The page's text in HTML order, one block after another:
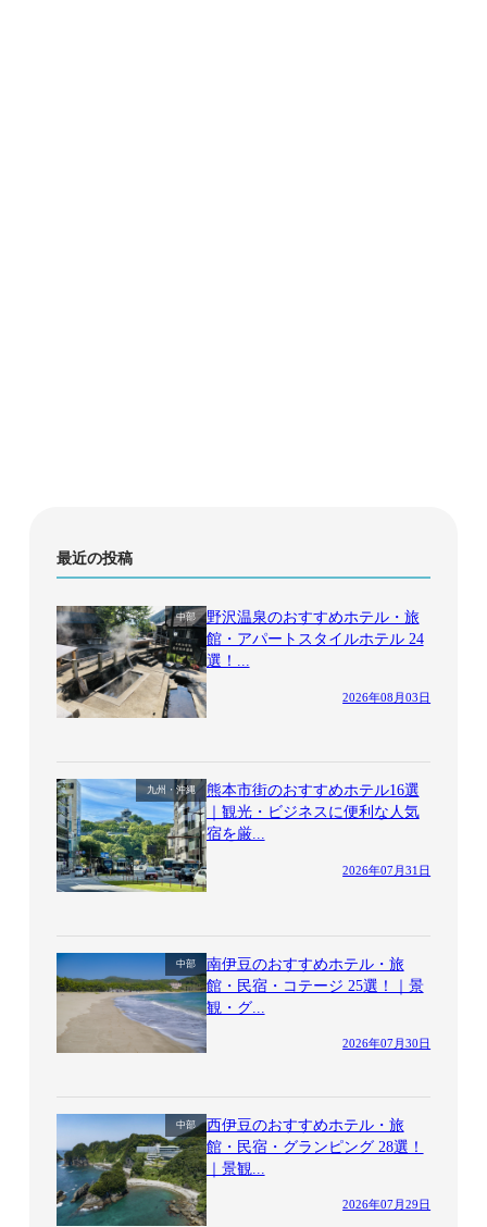
最近の投稿
中部
野沢温泉のおすすめホテル・旅
館・アパートスタイルホテル 24
選！...
2026年08月03日
九州・沖縄
熊本市街のおすすめホテル16選
｜観光・ビジネスに便利な人気
宿を厳...
2026年07月31日
中部
南伊豆のおすすめホテル・旅
館・民宿・コテージ 25選！｜景
観・グ...
2026年07月30日
中部
西伊豆のおすすめホテル・旅
館・民宿・グランピング 28選！
｜景観...
2026年07月29日